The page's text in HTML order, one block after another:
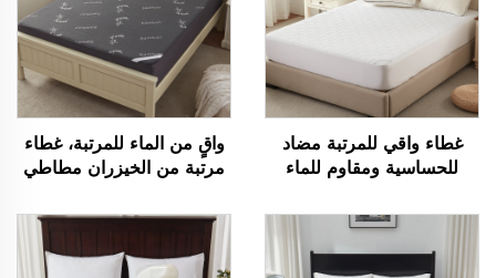
غطاء واقي للمرتبة مضاد
للحساسية ومقاوم للماء
عميقة من 6 إلى 15 بوصة،
غطاء مرتبة قابل للتنفس
للفنادق والمنزل (أبيض)
واقٍ من الماء للمرتبة، غطاء
مرتبة من الخيزران مطاطي
15"، وسادة مرتبة من قماش
ثلاثي الأبعاد هواء صامتة
وقابلة للغسل لغرفة النوم